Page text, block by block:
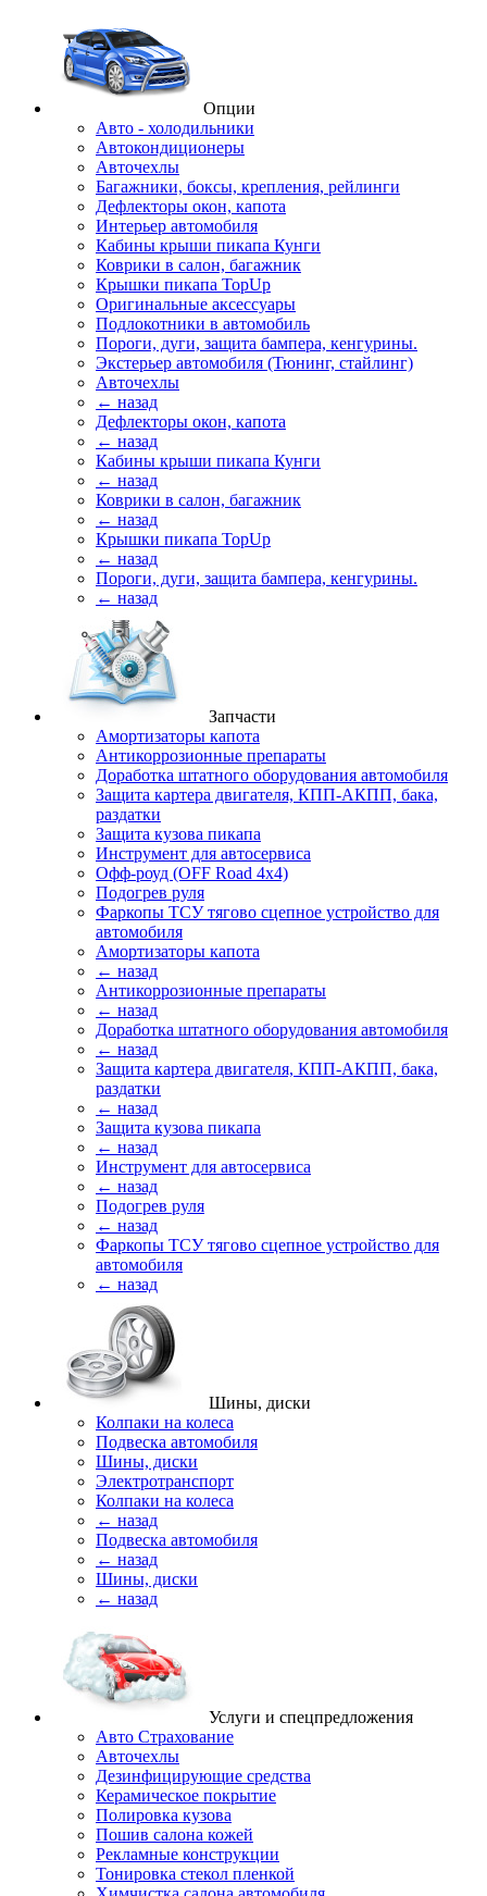
Опции
Авто - холодильники
Автокондиционеры
Авточехлы
Багажники, боксы, крепления, рейлинги
Дефлекторы окон, капота
Интерьер автомобиля
Кабины крыши пикапа Кунги
Коврики в салон, багажник
Крышки пикапа TopUp
Оригинальные аксессуары
Подлокотники в автомобиль
Пороги, дуги, защита бампера, кенгурины.
Экстерьер автомобиля (Тюнинг, стайлинг)
Авточехлы
← назад
Дефлекторы окон, капота
← назад
Кабины крыши пикапа Кунги
← назад
Коврики в салон, багажник
← назад
Крышки пикапа TopUp
← назад
Пороги, дуги, защита бампера, кенгурины.
← назад
Запчасти
Амортизаторы капота
Антикоррозионные препараты
Доработка штатного оборудования автомобиля
Защита картера двигателя, КПП-АКПП, бака,
раздатки
Защита кузова пикапа
Инструмент для автосервиса
Офф-роуд (OFF Road 4x4)
Подогрев руля
Фаркопы ТСУ тягово сцепное устройство для
автомобиля
Амортизаторы капота
← назад
Антикоррозионные препараты
← назад
Доработка штатного оборудования автомобиля
← назад
Защита картера двигателя, КПП-АКПП, бака,
раздатки
← назад
Защита кузова пикапа
← назад
Инструмент для автосервиса
← назад
Подогрев руля
← назад
Фаркопы ТСУ тягово сцепное устройство для
автомобиля
← назад
Шины, диски
Колпаки на колеса
Подвеска автомобиля
Шины, диски
Электротранспорт
Колпаки на колеса
← назад
Подвеска автомобиля
← назад
Шины, диски
← назад
Услуги и спецпредложения
Авто Страхование
Авточехлы
Дезинфицирующие средства
Керамическое покрытие
Полировка кузова
Пошив салона кожей
Рекламные конструкции
Тонировка стекол пленкой